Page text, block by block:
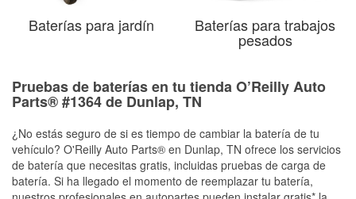
Baterías para jardín Baterías para trabajos
pesados
Pruebas de baterías en tu tienda O’Reilly Auto
Parts® #1364 de Dunlap, TN
¿No estás seguro de si es tiempo de cambiar la batería de tu
vehículo? O'Reilly Auto Parts® en Dunlap, TN ofrece los servicios
de batería que necesitas gratis, incluidas pruebas de carga de
batería. Si ha llegado el momento de reemplazar tu batería,